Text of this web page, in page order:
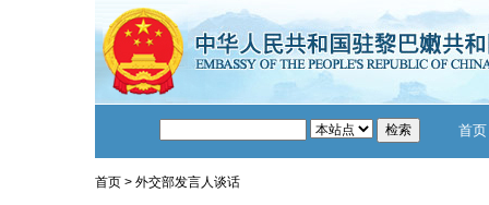
首页
首页> 外交部发言人谈话